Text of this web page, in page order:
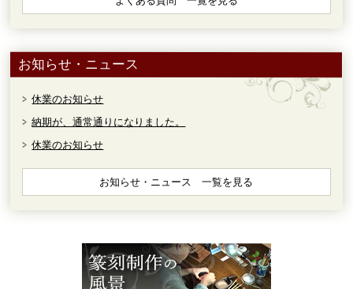
お知らせ・ニュース
休業のお知らせ
納期が、通常通りになりました。
休業のお知らせ
お知らせ・ニュース 一覧を見る